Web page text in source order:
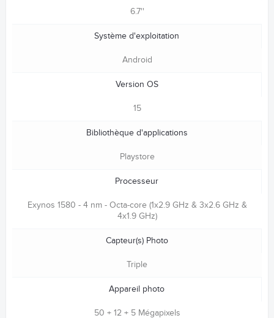
6.7''
Système d'exploitation
Android
Version OS
15
Bibliothèque d'applications
Playstore
Processeur
Exynos 1580 - 4 nm - Octa-core (1x2.9 GHz & 3x2.6 GHz &
4x1.9 GHz)
Capteur(s) Photo
Triple
Appareil photo
50 + 12 + 5 Mégapixels